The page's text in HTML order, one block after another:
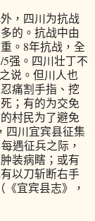
，四川为抗战
的。抗战中由
。8年抗战，全
强。四川壮丁不
说。但川人也
痛割手指、挖
；有的为交免
村民为了避免
四川宜宾县征集
遇征兵之际，
装病瞎；或有
以刀斩断右手
宜宾县志》，